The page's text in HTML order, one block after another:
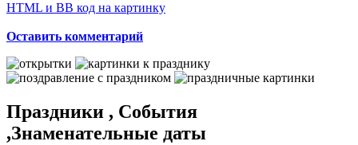
HTML и BB код на картинку
Оставить комментарий
Праздники , События
,Знаменательные даты